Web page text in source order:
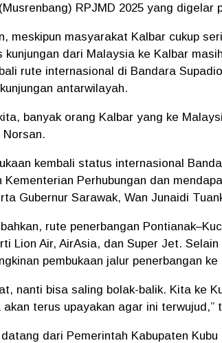
RPJMD 2025 yang digelar
meskipun masyarakat Kalbar cukup
kunjungan dari Malaysia ke Kalbar
rute internasional di Bandara
antarwilayah.
banyak orang Kalbar yang ke
Norsan.
kembali status internasional
Kementerian Perhubungan dan
Gubernur Sarawak, Wan Junaidi
rute penerbangan
Lion Air, AirAsia, dan Super Jet.
pembukaan jalur penerbangan
nanti bisa saling bolak-balik. Kita ke
terus upayakan agar ini terwujud,”
dari Pemerintah Kabupaten